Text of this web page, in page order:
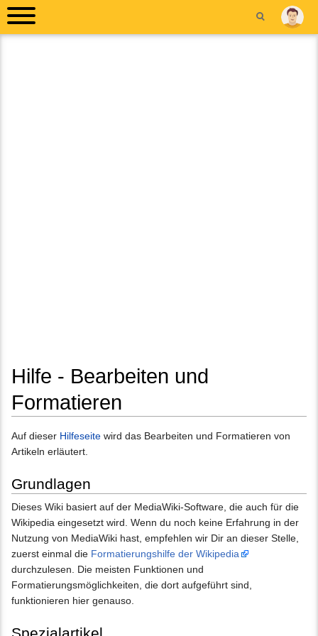
Hilfe - Bearbeiten und
Formatieren
Auf dieser Hilfeseite wird das Bearbeiten und Formatieren von
Artikeln erläutert.
Grundlagen
Dieses Wiki basiert auf der MediaWiki-Software, die auch für die
Wikipedia eingesetzt wird. Wenn du noch keine Erfahrung in der
Nutzung von MediaWiki hast, empfehlen wir Dir an dieser Stelle,
zuerst einmal die Formatierungshilfe der Wikipedia
durchzulesen. Die meisten Funktionen und
Formatierungsmöglichkeiten, die dort aufgeführt sind,
funktionieren hier genauso.